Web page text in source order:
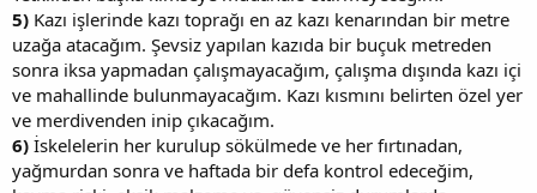
5) Kazı işlerinde kazı toprağı en az kazı kenarından bir metre
uzağa atacağım. Şevsiz yapılan kazıda bir buçuk metreden
sonra iksa yapmadan çalışmayacağım, çalışma dışında kazı içi
ve mahallinde bulunmayacağım. Kazı kısmını belirten özel yer
ve merdivenden inip çıkacağım.
6) İskelelerin her kurulup sökülmede ve her fırtınadan,
yağmurdan sonra ve haftada bir defa kontrol edeceğim,